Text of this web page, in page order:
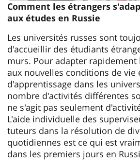
Comment les étrangers
aux études en Russie
Les universités russes sont
d'accueillir des étudiants
murs. Pour adapter rapidement
aux nouvelles conditions de vie
d'apprentissage dans les
nombre d'activités différentes
ne s'agit pas seulement
L'aide individuelle des
tuteurs dans la résolution de
quotidiennes est ce qui est
dans les premiers jours en